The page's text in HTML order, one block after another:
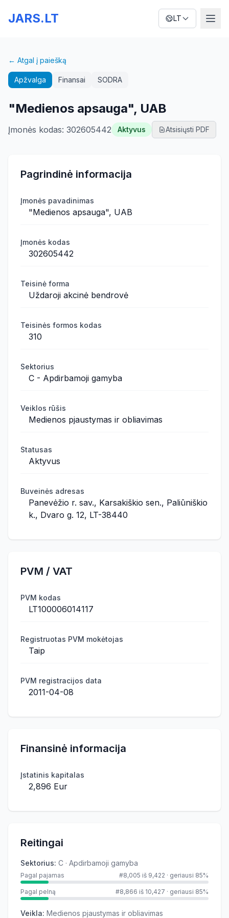
JARS.LT LT
← Atgal į paiešką
Apžvalga Finansai SODRA
"Medienos apsauga", UAB
Įmonės kodas: 302605442 Aktyvus Atsisiųsti PDF
Pagrindinė informacija
Įmonės pavadinimas
"Medienos apsauga", UAB
Įmonės kodas
302605442
Teisinė forma
Uždaroji akcinė bendrovė
Teisinės formos kodas
310
Sektorius
C - Apdirbamoji gamyba
Veiklos rūšis
Medienos pjaustymas ir obliavimas
Statusas
Aktyvus
Buveinės adresas
Panevėžio r. sav., Karsakiškio sen., Paliūniškio
k., Dvaro g. 12, LT-38440
PVM / VAT
PVM kodas
LT100006014117
Registruotas PVM mokėtojas
Taip
PVM registracijos data
2011-04-08
Finansinė informacija
Įstatinis kapitalas
2,896 Eur
Reitingai
Sektorius: C · Apdirbamoji gamyba
Pagal pajamas #8,005 iš 9,422 · geriausi 85%
Pagal pelną #8,866 iš 10,427 · geriausi 85%
Veikla: Medienos pjaustymas ir obliavimas